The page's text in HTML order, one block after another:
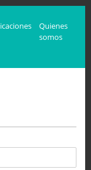
Quienes
somos